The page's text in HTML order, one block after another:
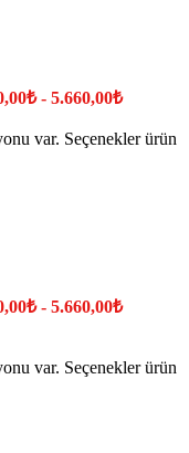
- 5.660,00₺
var. Seçenekler ürün
- 5.660,00₺
var. Seçenekler ürün